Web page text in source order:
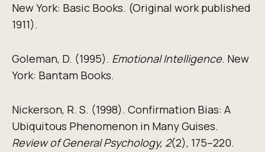
New York: Basic Books. (Original work published
1911).
Goleman, D. (1995). Emotional Intelligence. New
York: Bantam Books.
Nickerson, R. S. (1998). Confirmation Bias: A
Ubiquitous Phenomenon in Many Guises.
Review of General Psychology, 2(2), 175–220.